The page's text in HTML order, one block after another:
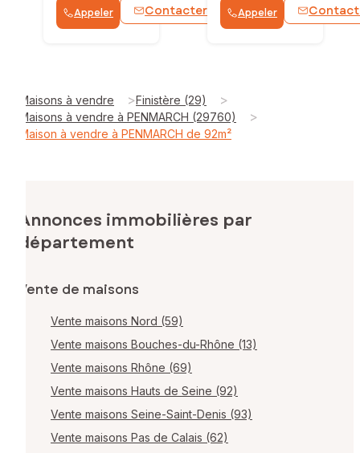
Appeler Contacter WhatsApp
Appeler
Maisons à vendre >Finistère (29) >
Maisons à vendre à PENMARCH (29760) >
Maison à vendre à PENMARCH de 92m²
Annonces immobilières par
département
Vente de maisons
Vente maisons Nord (59)
Vente maisons Bouches-du-Rhône (13)
Vente maisons Rhône (69)
Vente maisons Hauts de Seine (92)
Vente maisons Seine-Saint-Denis (93)
Vente maisons Pas de Calais (62)